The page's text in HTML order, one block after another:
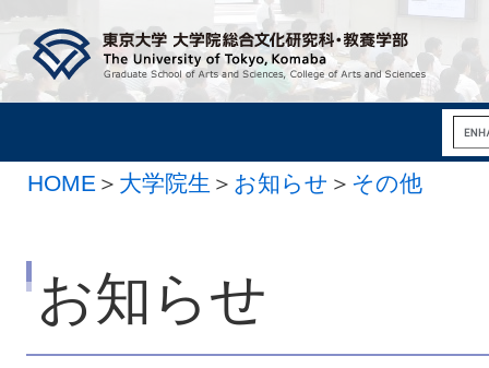
HOME ＞ 大学院生 ＞ お知らせ ＞ その他
お知らせ